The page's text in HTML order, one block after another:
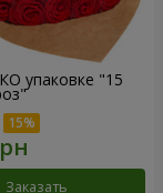
упаковке "15
Заказать